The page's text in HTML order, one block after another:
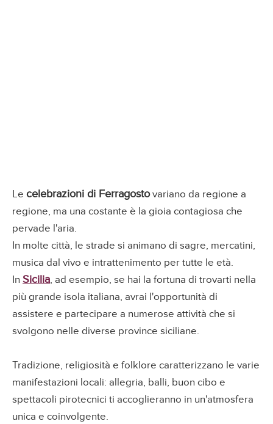
Le celebrazioni di Ferragostovariano da regione a
regione, ma una costante è la gioia contagiosa che
pervade l'aria.
In molte città, le strade si animano di sagre, mercatini,
musica dal vivo e intrattenimento per tutte le età.
In Sicilia, ad esempio, se hai la fortuna di trovarti nella
più grande isola italiana, avrai l'opportunità di
assistere e partecipare a numerose attività che si
svolgono nelle diverse province siciliane.
Tradizione, religiosità e folklore caratterizzano le varie
manifestazioni locali: allegria, balli, buon cibo e
spettacoli pirotecnici ti accoglieranno in un'atmosfera
unica e coinvolgente.